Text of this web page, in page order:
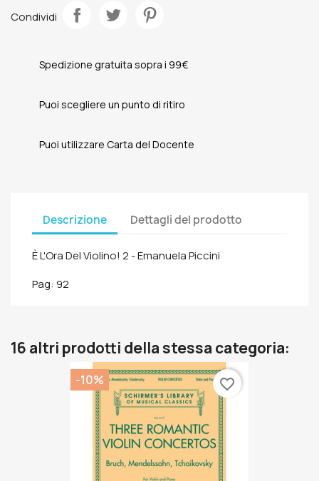
Condividi
Spedizione gratuita sopra i 99€
Puoi scegliere un punto di ritiro
Puoi utilizzare Carta del Docente
Descrizione Dettagli del prodotto
È L'Ora Del Violino! 2 - Emanuela Piccini
Pag: 92
16 altri prodotti della stessa categoria:
-10% favorite_border